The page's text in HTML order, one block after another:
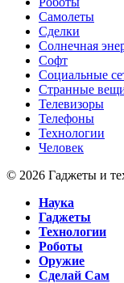
Самолеты
Сделки
Солнечная
Софт
Социальные
Странные
Телевизоры
Телефоны
Технологии
Человек
© 2026 Гаджеты и
Наука
Гаджеты
Технологии
Роботы
Оружие
Сделай Сам